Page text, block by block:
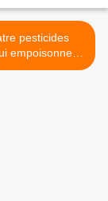
pesticides
empoisonnent
toujours nos sols >